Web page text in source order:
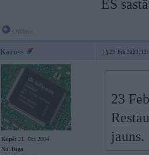
ES
Kaross 23. Feb 2023,
Kopš: 21. Oct 2004
No: Rīga
23
jauns.